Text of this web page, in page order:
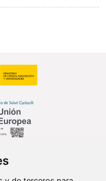
en...